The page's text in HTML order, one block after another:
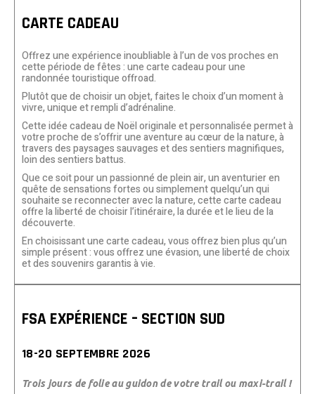
CARTE CADEAU
Offrez une expérience inoubliable à l’un de vos proches en
cette période de fêtes : une carte cadeau pour une
randonnée touristique offroad.
Plutôt que de choisir un objet, faites le choix d’un moment à
vivre, unique et rempli d’adrénaline.
Cette idée cadeau de Noël originale et personnalisée permet à
votre proche de s’offrir une aventure au cœur de la nature, à
travers des paysages sauvages et des sentiers magnifiques,
loin des sentiers battus.
Que ce soit pour un passionné de plein air, un aventurier en
quête de sensations fortes ou simplement quelqu’un qui
souhaite se reconnecter avec la nature, cette carte cadeau
offre la liberté de choisir l’itinéraire, la durée et le lieu de la
découverte.
En choisissant une carte cadeau, vous offrez bien plus qu’un
simple présent : vous offrez une évasion, une liberté de choix
et des souvenirs garantis à vie.
FSA EXPÉRIENCE – SECTION SUD
18-20 SEPTEMBRE 2026
Trois jours de folie au guidon de votre trail ou maxi-trail !